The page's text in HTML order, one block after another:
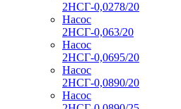
2НСГ-0,0278/20
Насос
2НСГ-0,063/20
Насос
2НСГ-0,0695/20
Насос
2НСГ-0,0890/20
Насос